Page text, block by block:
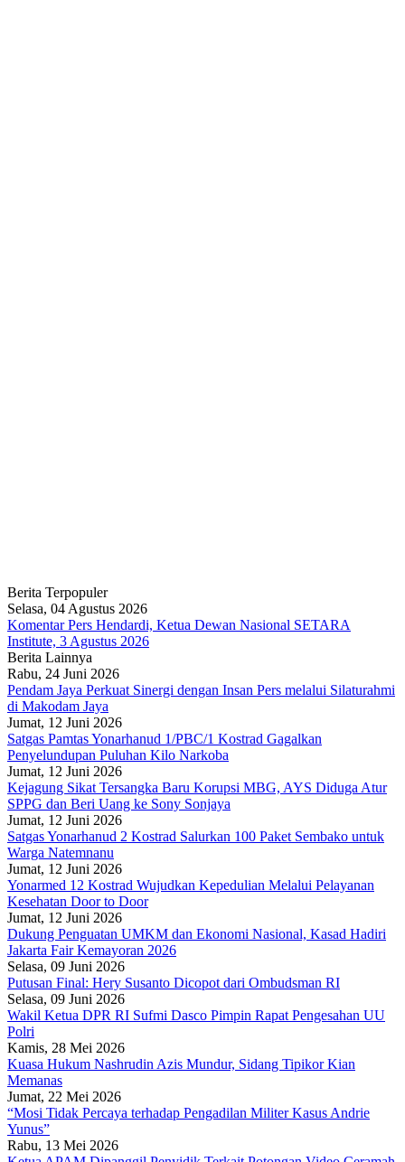
Berita Terpopuler
Selasa, 04 Agustus 2026
Komentar Pers Hendardi, Ketua Dewan Nasional SETARA
Institute, 3 Agustus 2026
Berita Lainnya
Rabu, 24 Juni 2026
Pendam Jaya Perkuat Sinergi dengan Insan Pers melalui Silaturahmi
di Makodam Jaya
Jumat, 12 Juni 2026
Satgas Pamtas Yonarhanud 1/PBC/1 Kostrad Gagalkan
Penyelundupan Puluhan Kilo Narkoba
Jumat, 12 Juni 2026
Kejagung Sikat Tersangka Baru Korupsi MBG, AYS Diduga Atur
SPPG dan Beri Uang ke Sony Sonjaya
Jumat, 12 Juni 2026
Satgas Yonarhanud 2 Kostrad Salurkan 100 Paket Sembako untuk
Warga Natemnanu
Jumat, 12 Juni 2026
Yonarmed 12 Kostrad Wujudkan Kepedulian Melalui Pelayanan
Kesehatan Door to Door
Jumat, 12 Juni 2026
Dukung Penguatan UMKM dan Ekonomi Nasional, Kasad Hadiri
Jakarta Fair Kemayoran 2026
Selasa, 09 Juni 2026
Putusan Final: Hery Susanto Dicopot dari Ombudsman RI
Selasa, 09 Juni 2026
Wakil Ketua DPR RI Sufmi Dasco Pimpin Rapat Pengesahan UU
Polri
Kamis, 28 Mei 2026
Kuasa Hukum Nashrudin Azis Mundur, Sidang Tipikor Kian
Memanas
Jumat, 22 Mei 2026
“Mosi Tidak Percaya terhadap Pengadilan Militer Kasus Andrie
Yunus”
Rabu, 13 Mei 2026